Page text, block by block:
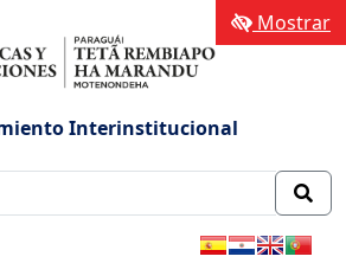
Interinstitucional
Mostrar